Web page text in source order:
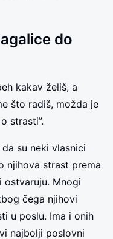
do
kakav želiš, a
što radiš, možda je
strasti”.
su neki vlasnici
njihova strast prema
ostvaruju. Mnogi
čega njihovi
u poslu. Ima i onih
najbolji poslovni